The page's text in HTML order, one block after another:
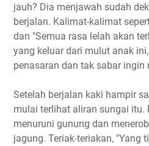
jauh? Dia menjawah sudah
berjalan. Kalimat-kalimat
dan "Semua rasa lelah akan
yang keluar dari mulut anak
penasaran dan tak sabar ingin
Setelah berjalan kaki hampir
mulai terlihat aliran sungai itu.
menuruni gunung dan
jagung. Teriak-teriakan, "Yang